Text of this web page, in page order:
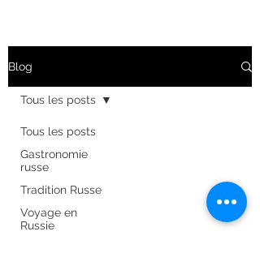
Blog
Tous les posts
Gastronomie
russe
Tradition Russe
Voyage en
Russie
Tous les posts